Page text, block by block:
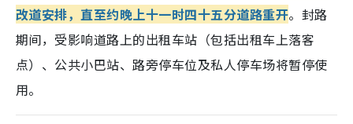
改道安排，直至约晚上十一时四十五分道路重开。封路
期间，受影响道路上的出租车站（包括出租车上落客
点）、公共小巴站、路旁停车位及私人停车场将暂停使
用。